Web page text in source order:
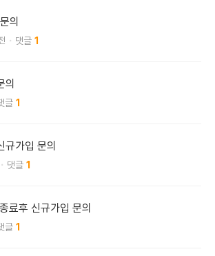
의
1
의
1
규가입 문의
1
료후 신규가입 문의
1